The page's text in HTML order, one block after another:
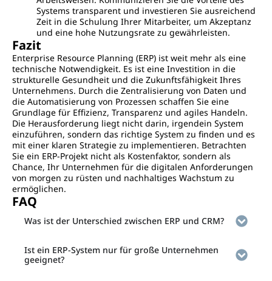
Systems transparent und investieren Sie ausreichend
Zeit in die Schulung Ihrer Mitarbeiter, um Akzeptanz
und eine hohe Nutzungsrate zu gewährleisten.
Fazit
Enterprise Resource Planning (ERP) ist weit mehr als eine
technische Notwendigkeit. Es ist eine Investition in die
strukturelle Gesundheit und die Zukunftsfähigkeit Ihres
Unternehmens. Durch die Zentralisierung von Daten und
die Automatisierung von Prozessen schaffen Sie eine
Grundlage für Effizienz, Transparenz und agiles Handeln.
Die Herausforderung liegt nicht darin, irgendein System
einzuführen, sondern das richtige System zu finden und es
mit einer klaren Strategie zu implementieren. Betrachten
Sie ein ERP-Projekt nicht als Kostenfaktor, sondern als
Chance, Ihr Unternehmen für die digitalen Anforderungen
von morgen zu rüsten und nachhaltiges Wachstum zu
ermöglichen.
FAQ
Was ist der Unterschied zwischen ERP und CRM?
Ist ein ERP-System nur für große Unternehmen
geeignet?